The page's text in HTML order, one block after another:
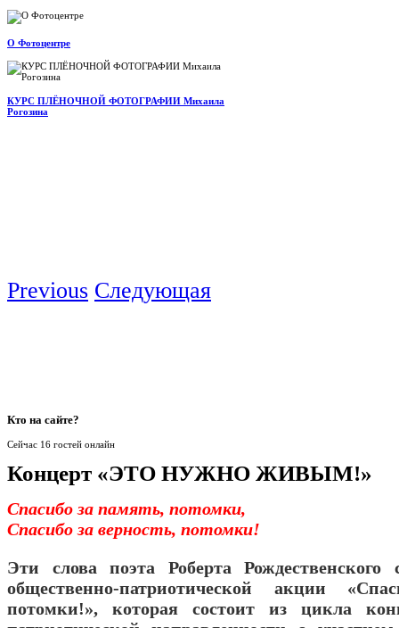
О Фотоцентре
КУРС ПЛЁНОЧНОЙ ФОТОГРАФИИ Михаила
Рогозина
Previous Следующая
Кто на сайте?
Сейчас 16 гостей онлайн
Концерт «ЭТО НУЖНО ЖИВЫМ!»
Спасибо за память, потомки,
Спасибо за верность, потомки!
Эти слова поэта Роберта Рождественского
общественно-патриотической акции
потомки!», которая состоит из цикла